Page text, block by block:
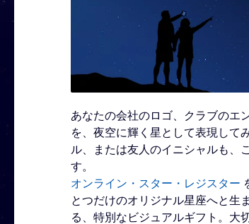
あなたの会社のロゴ、クラブのエ
を、夜空に輝く星として表現して
ル、または友人のイニシャルも、
す。
オンライン・スター・レジスター
とつだけのオリジナル星座へと生
る、特別なビジュアルギフト。大